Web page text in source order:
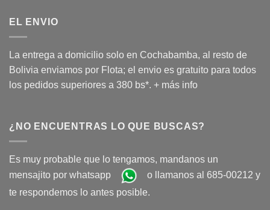
EL ENVIO
La entrega a domicilio solo en Cochabamba, al resto de
Bolivia enviamos por Flota; el envio es gratuito para todos
los pedidos superiores a 380 bs*. + más info
¿NO ENCUENTRAS LO QUE BUSCAS?
Es muy probable que lo tengamos, mandanos un
mensajito por whatsapp
o llamanos al 685-00212 y
te respondemos lo antes posible.